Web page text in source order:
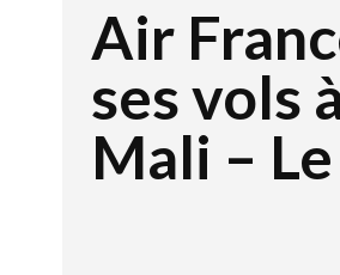
Air
ses vols
Mali –